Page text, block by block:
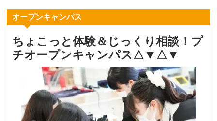
オープンキャンパス
ちょこっと体験＆じっくり相談！プ
チオープンキャンパス△▼△▼